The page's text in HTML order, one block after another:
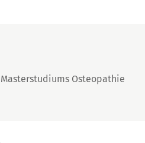
Osteopathie